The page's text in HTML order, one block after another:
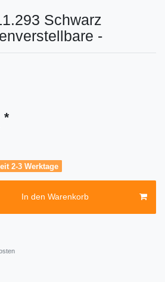
Schwarz
-
*
2-3 Werktage
In den Warenkorb